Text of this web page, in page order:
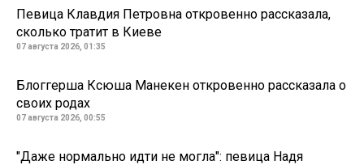
Певица Клавдия Петровна откровенно рассказала,
сколько тратит в Киеве
07 августа 2026, 01:35
Блоггерша Ксюша Манекен откровенно рассказала о
своих родах
07 августа 2026, 00:55
"Даже нормально идти не могла": певица Надя